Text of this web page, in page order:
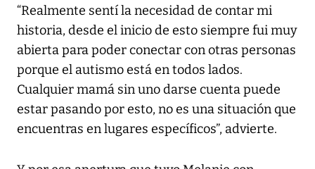
“Realmente sentí la necesidad de contar mi
historia, desde el inicio de esto siempre fui muy
abierta para poder conectar con otras personas
porque el autismo está en todos lados.
Cualquier mamá sin uno darse cuenta puede
estar pasando por esto, no es una situación que
encuentras en lugares específicos”, advierte.